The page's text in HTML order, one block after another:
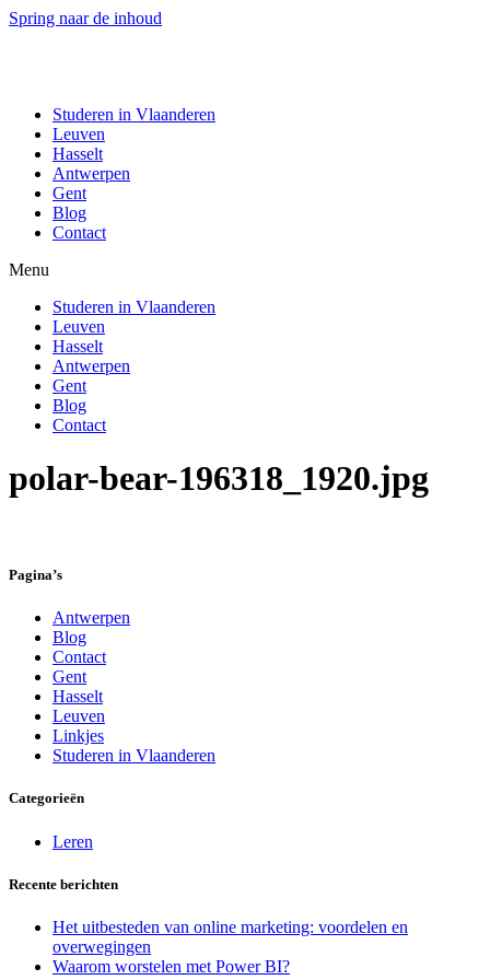
Spring naar de inhoud
Studeren in Vlaanderen
Leuven
Hasselt
Antwerpen
Gent
Blog
Contact
Menu
Studeren in Vlaanderen
Leuven
Hasselt
Antwerpen
Gent
Blog
Contact
polar-bear-196318_1920.jpg
Pagina’s
Antwerpen
Blog
Contact
Gent
Hasselt
Leuven
Linkjes
Studeren in Vlaanderen
Categorieën
Leren
Recente berichten
Het uitbesteden van online marketing: voordelen en
overwegingen
Waarom worstelen met Power BI?